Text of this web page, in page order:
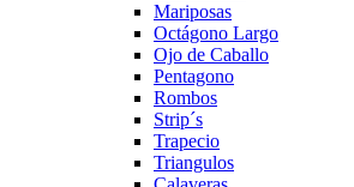
Mariposas
Octágono Largo
Ojo de Caballo
Pentagono
Rombos
Strip´s
Trapecio
Triangulos